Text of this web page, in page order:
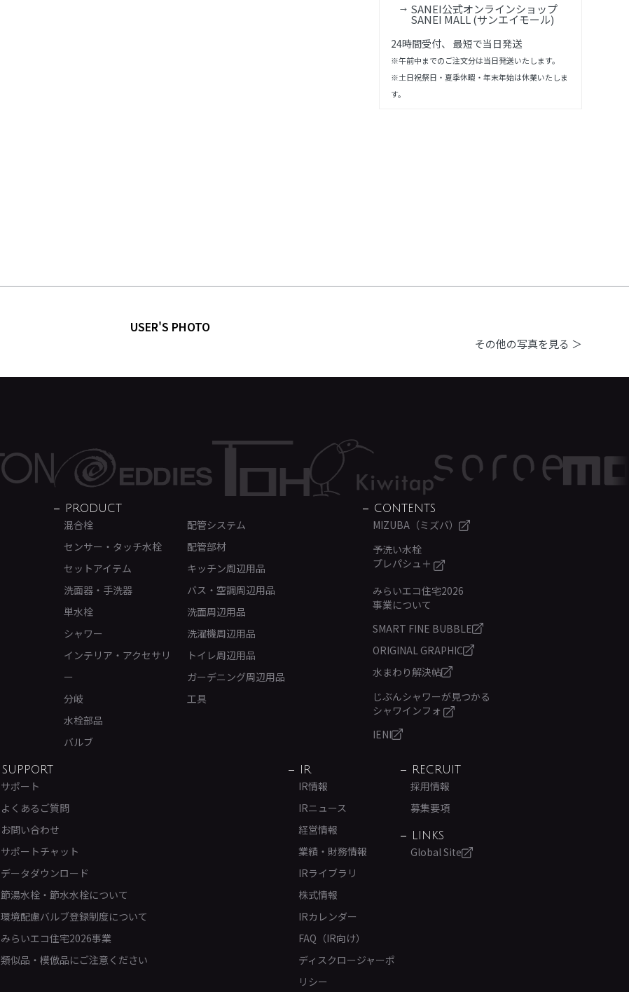
SANEI公式オンラインショップ
SANEI MALL (サンエイモール)
24時間受付、 最短で当日発送
※午前中までのご注文分は当日発送いたします。
※土日祝祭日・夏季休暇・年末年始は休業いたしま
す。
USER'S PHOTO
その他の写真を見る ＞
PRODUCT
混合栓
センサー・タッチ水栓
セットアイテム
洗面器・手洗器
単水栓
シャワー
インテリア・アクセサリ
ー
分岐
水栓部品
バルブ
配管システム
配管部材
キッチン周辺用品
バス・空調周辺用品
洗面周辺用品
洗濯機周辺用品
トイレ周辺用品
ガーデニング周辺用品
工具
CONTENTS
MIZUBA（ミズバ）
予洗い水栓
プレパシュ＋
みらいエコ住宅2026
事業について
SMART FINE BUBBLE
ORIGINAL GRAPHIC
水まわり解決帖
じぶんシャワーが見つかる
シャワインフォ
IENI
SUPPORT
サポート
よくあるご質問
お問い合わせ
サポートチャット
データダウンロード
節湯水栓・節水水栓について
環境配慮バルブ登録制度について
みらいエコ住宅2026事業
類似品・模倣品にご注意ください
IR
IR情報
IRニュース
経営情報
業績・財務情報
IRライブラリ
株式情報
IRカレンダー
FAQ（IR向け）
ディスクロージャーポ
リシー
RECRUIT
採用情報
募集要項
LINKS
Global Site